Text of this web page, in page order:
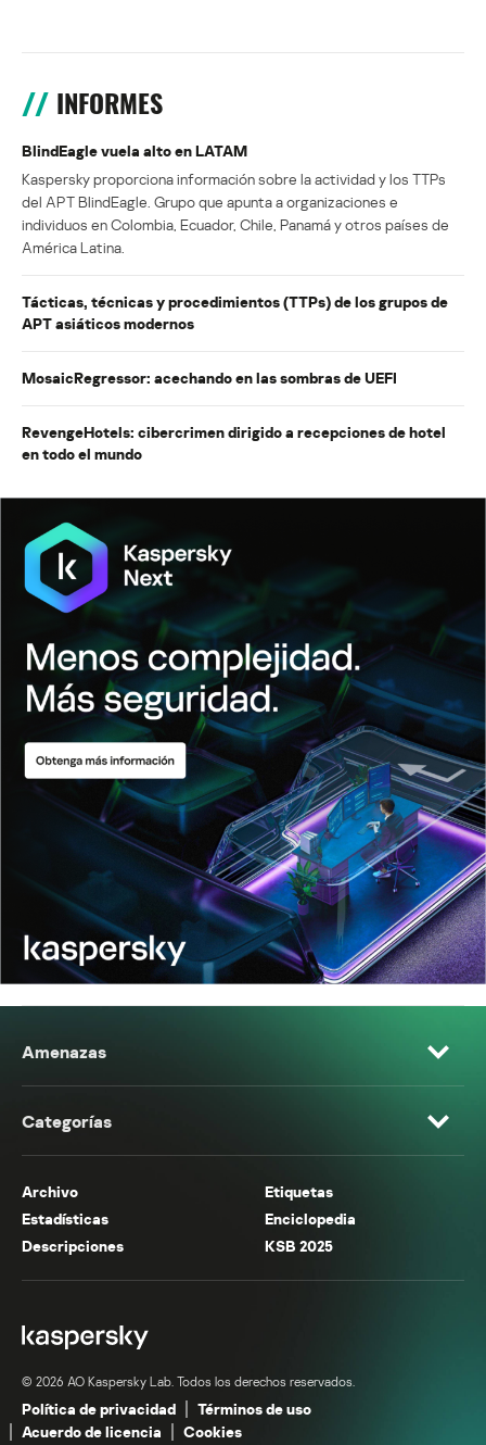
INFORMES
BlindEagle vuela alto en LATAM
Kaspersky proporciona información sobre la actividad y los TTPs
del APT BlindEagle. Grupo que apunta a organizaciones e
individuos en Colombia, Ecuador, Chile, Panamá y otros países de
América Latina.
Tácticas, técnicas y procedimientos (TTPs) de los grupos de
APT asiáticos modernos
MosaicRegressor: acechando en las sombras de UEFI
RevengeHotels: cibercrimen dirigido a recepciones de hotel
en todo el mundo
Amenazas
Categorías
Archivo
Etiquetas
Estadísticas
Enciclopedia
Descripciones
KSB 2025
© 2026 AO Kaspersky Lab. Todos los derechos reservados.
Política de privacidad
Términos de uso
Acuerdo de licencia
Cookies